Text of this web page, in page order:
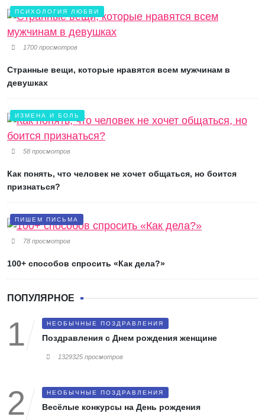
ПСИХОЛОГИЯ ЛЮБВИ
1700 просмотров
Странные вещи, которые нравятся всем мужчинам в
девушках
ИЗМЕНА И БОЛЬ
58 просмотров
Как понять, что человек не хочет общаться, но боится
признаться?
ПИШЕМ ПИСЬМА
78 просмотров
100+ способов спросить «Как дела?»
ПОПУЛЯРНОЕ
НЕОБЫЧНЫЕ ПОЗДРАВЛЕНИЯ
Поздравления с Днем рождения женщине
1329325 просмотров
НЕОБЫЧНЫЕ ПОЗДРАВЛЕНИЯ
Весёлые конкурсы на День рождения